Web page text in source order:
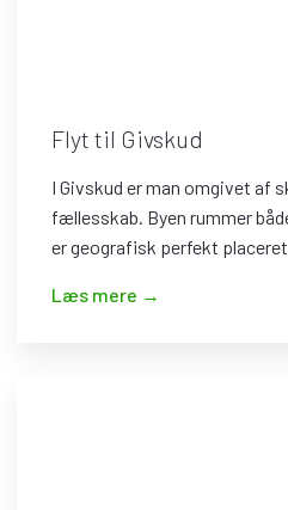
Flyt til Givskud
I Givskud er man omgivet af
fællesskab. Byen rummer
er geografisk perfekt
​Læs mere →